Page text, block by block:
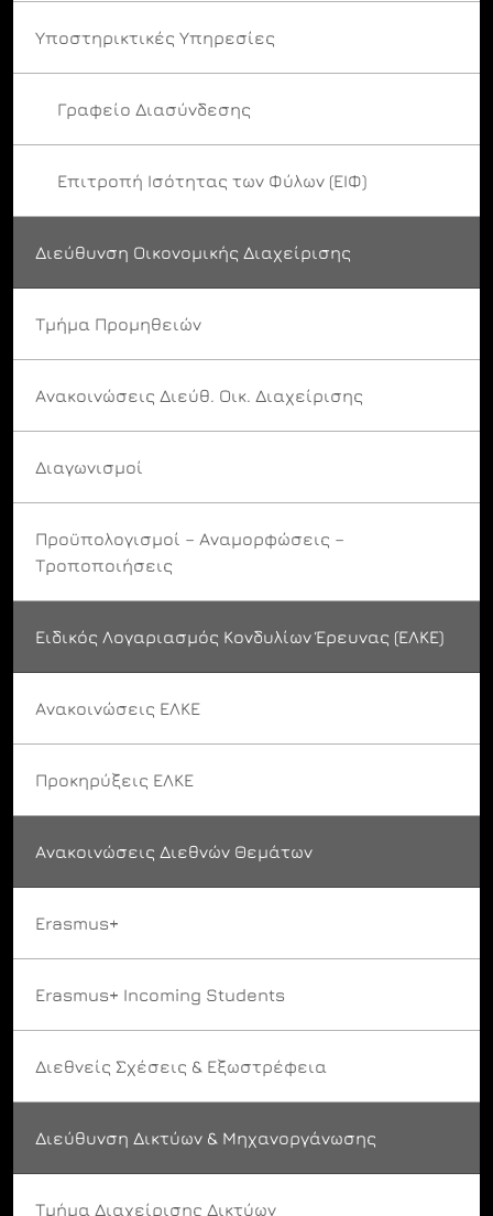
Υποστηρικτικές Υπηρεσίες
Γραφείο Διασύνδεσης
Επιτροπή Ισότητας των Φύλων (ΕΙΦ)
Διεύθυνση Οικονομικής Διαχείρισης
Τμήμα Προμηθειών
Ανακοινώσεις Διεύθ. Οικ. Διαχείρισης
Διαγωνισμοί
Προϋπολογισμοί – Αναμορφώσεις –
Τροποποιήσεις
Ειδικός Λογαριασμός Κονδυλίων Έρευνας (ΕΛΚΕ)
Ανακοινώσεις ΕΛΚΕ
Προκηρύξεις ΕΛΚΕ
Ανακοινώσεις Διεθνών Θεμάτων
Erasmus+
Erasmus+ Incoming Students
Διεθνείς Σχέσεις & Εξωστρέφεια
Διεύθυνση Δικτύων & Μηχανοργάνωσης
Τμήμα Διαχείρισης Δικτύων